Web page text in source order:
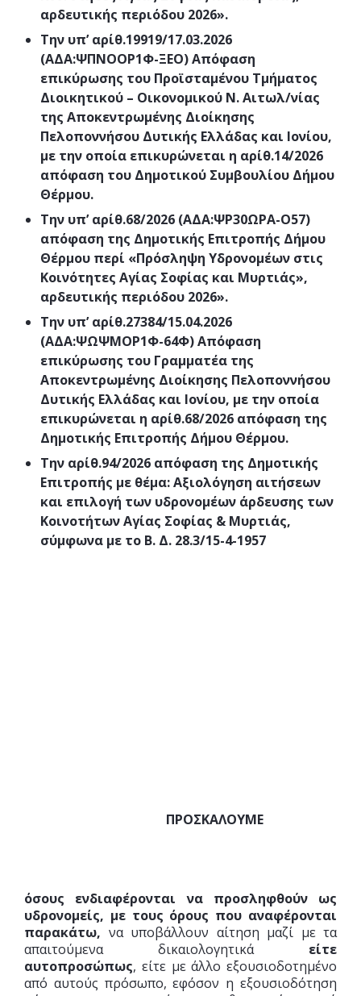
αρδευτικής περιόδου 2026».
Την υπ’ αρίθ.19919/17.03.2026
(ΑΔΑ:ΨΠΝΟΟΡ1Φ-ΞΕΟ) Απόφαση
επικύρωσης του Προϊσταμένου Τμήματος
Διοικητικού – Οικονομικού Ν. Αιτωλ/νίας
της Αποκεντρωμένης Διοίκησης
Πελοποννήσου Δυτικής Ελλάδας και Ιονίου,
με την οποία επικυρώνεται η αρίθ.14/2026
απόφαση του Δημοτικού Συμβουλίου Δήμου
Θέρμου.
Την υπ’ αρίθ.68/2026 (ΑΔΑ:ΨΡ30ΩΡΑ-Ο57)
απόφαση της Δημοτικής Επιτροπής Δήμου
Θέρμου περί «Πρόσληψη Υδρονομέων στις
Κοινότητες Αγίας Σοφίας και Μυρτιάς»,
αρδευτικής περιόδου 2026».
Την υπ’ αρίθ.27384/15.04.2026
(ΑΔΑ:ΨΩΨΜΟΡ1Φ-64Φ) Απόφαση
επικύρωσης του Γραμματέα της
Αποκεντρωμένης Διοίκησης Πελοποννήσου
Δυτικής Ελλάδας και Ιονίου, με την οποία
επικυρώνεται η αρίθ.68/2026 απόφαση της
Δημοτικής Επιτροπής Δήμου Θέρμου.
Την αρίθ.94/2026 απόφαση της Δημοτικής
Επιτροπής με θέμα: Αξιολόγηση αιτήσεων
και επιλογή των υδρονομέων άρδευσης των
Κοινοτήτων Αγίας Σοφίας & Μυρτιάς,
σύμφωνα με το Β. Δ. 28.3/15-4-1957
ΠΡΟΣΚΑΛΟΥΜΕ
όσους ενδιαφέρονται να προσληφθούν ως
υδρονομείς, με τους όρους που αναφέρονται
παρακάτω, να υποβάλλουν αίτηση μαζί με τα
απαιτούμενα δικαιολογητικά είτε
αυτοπροσώπως, είτε με άλλο εξουσιοδοτημένο
από αυτούς πρόσωπο, εφόσον η εξουσιοδότηση